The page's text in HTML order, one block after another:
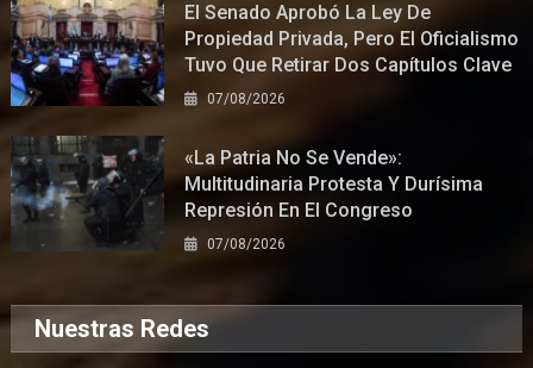
El Senado Aprobó La Ley De
Propiedad Privada, Pero El Oficialismo
Tuvo Que Retirar Dos Capítulos Clave
07/08/2026
«La Patria No Se Vende»:
Multitudinaria Protesta Y Durísima
Represión En El Congreso
07/08/2026
Nuestras Redes